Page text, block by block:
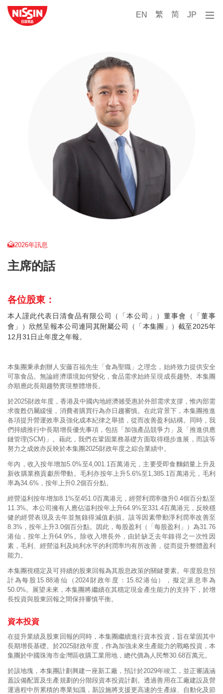
EN JP
简
繁
2026年訊息
主席的話
各位股東：
本人謹此代表日清食品有限公司（「本公司」）董事會（「董事
會」）欣然呈報本公司連同其附屬公司（「本集團」）截至2025年
12月31日止年度之年報。
本集團秉承創辦人安藤百福先生「食為聖職」之理念，始終致力提供安全
可靠食品。無論經濟環境如何變化，食品需求始終呈現成長趨勢。本集團
亦順應此長期趨勢實現整體增長。
於2025財政年度，香港及中國內地經濟雖受惠於外部需求支撐，惟內部需
求復甦仍屬緩慢，消費者購買行為亦日趨審慎。在此背景下，本集團推進
各項提升營運效率及強化成本紀律之舉措，從而改善盈利結構。同時，我
們持續推行中長期增長優先事項，包括「加強產品競爭力」及「推進供應
鏈管理(SCM)」。藉此，我們在鞏固業務基礎方面取得穩步進展，而該等
努力之成效亦反映於本集團2025財政年度之綜合業績中。
年內，收入按年增加5.0%至4,001.1百萬港元，主要受即食麵銷量上升及
新收購業務貢獻所帶動。毛利亦按年上升5.6%至1,385.1百萬港元，毛利
率為34.6%，按年上升0.2個百分點。
經營溢利按年增加8.1%至451.0百萬港元，經營利潤率微升0.4個百分點至
11.3%。本公司擁有人應佔溢利按年上升64.9%至331.4百萬港元，反映穩
健的經營表現及去年並無錄得減值虧損。該等因素帶動淨利潤率改善至
8.3%，按年上升3.0個百分點。因此，每股盈利（「每股盈利」）為31.76
港仙，按年上升64.9%。除收入增長外，由於缺乏去年錄得之一次性因
素，毛利、經營溢利及純利水平的利潤率均有所改善，從而提升整體盈利
能力。
本集團視穩定及可持續的股東回報為其股息政策的關鍵要素。年度股息預
計為每股15.88港仙（2024財政年度：15.82港仙），擬定派息率為
50.0%。展望未來，本集團將繼續在其穩定現金產生能力的支持下，於增
長投資與股東回報之間保持審慎平衡。
資本投資
在提升業績及股東回報的同時，本集團繼續進行資本投資，旨在鞏固其中
長期增長基礎。於2025財政年度，作為加強未來生產能力的戰略投資，本
集團於中國珠海市金灣區收購工業用地，總代價為人民幣30.68百萬元。
於該地塊，本集團計劃興建一座新工廠，預計於2029年竣工，並正審議涵
蓋設備配置及生產規劃的分階段資本投資計劃。透過善用在工廠建設及營
運過程中所累積的專業知識，新設施將支援更高速的生產線、自動化及節